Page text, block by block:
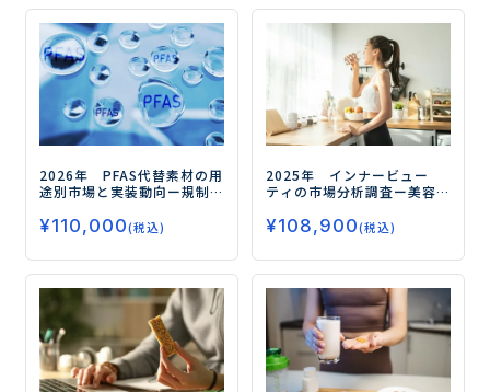
2026年 PFAS代替素材の用
途別市場と実装動向ー規制
実装力競争の勝ち筋ー
¥110,000(税込)
2025年 インナービュー
ティの市場分析調査ー美容
鍵ー
¥108,900(税込)